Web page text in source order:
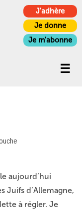
J'adhère
Je donne
Je m'abonne
aujourd’hui
Juifs d’Allemagne,
à régler. Je